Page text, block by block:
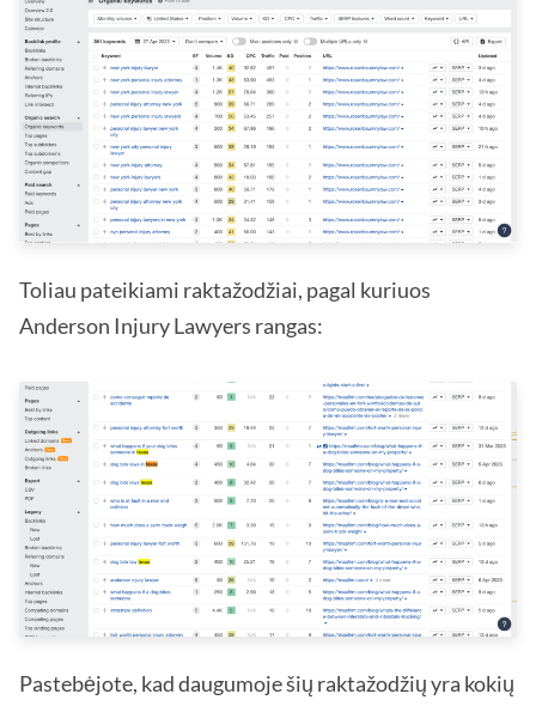
Toliau pateikiami raktažodžiai, pagal kuriuos
Anderson Injury Lawyers rangas:
Pastebėjote, kad daugumoje šių raktažodžių yra kokių